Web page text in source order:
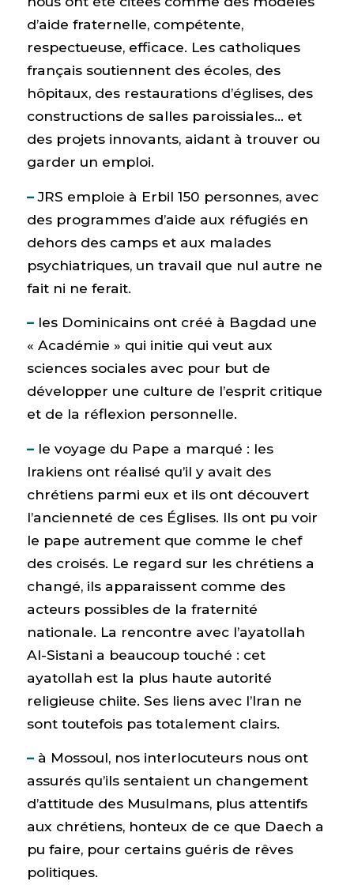
d’aide fraternelle, compétente,
respectueuse, efficace. Les catholiques
français soutiennent des écoles, des
hôpitaux, des restaurations d’églises, des
constructions de salles paroissiales… et
des projets innovants, aidant à trouver ou
garder un emploi.
–JRS emploie à Erbil 150 personnes, avec
des programmes d’aide aux réfugiés en
dehors des camps et aux malades
psychiatriques, un travail que nul autre ne
fait ni ne ferait.
–les Dominicains ont créé à Bagdad une
« Académie » qui initie qui veut aux
sciences sociales avec pour but de
développer une culture de l’esprit critique
et de la réflexion personnelle.
–le voyage du Pape a marqué : les
Irakiens ont réalisé qu’il y avait des
chrétiens parmi eux et ils ont découvert
l’ancienneté de ces Églises. Ils ont pu voir
le pape autrement que comme le chef
des croisés. Le regard sur les chrétiens a
changé, ils apparaissent comme des
acteurs possibles de la fraternité
nationale. La rencontre avec l’ayatollah
Al-Sistani a beaucoup touché : cet
ayatollah est la plus haute autorité
religieuse chiite. Ses liens avec l’Iran ne
sont toutefois pas totalement clairs.
–à Mossoul, nos interlocuteurs nous ont
assurés qu’ils sentaient un changement
d’attitude des Musulmans, plus attentifs
aux chrétiens, honteux de ce que Daech a
pu faire, pour certains guéris de rêves
politiques.